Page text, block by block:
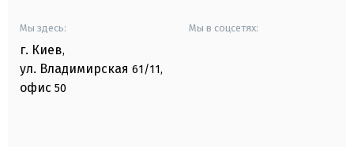
Мы здесь:
г. Киев,
ул. Владимирская 61/11,
офис 50
Мы в соцсетях: